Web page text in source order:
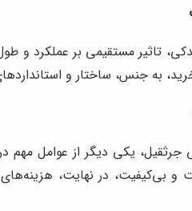
تاثیر مستقیمی بر عملکرد و
به جنس، ساختار و
جرثقیل، یکی دیگر از عوامل
و بی‌کیفیت، در نهایت،